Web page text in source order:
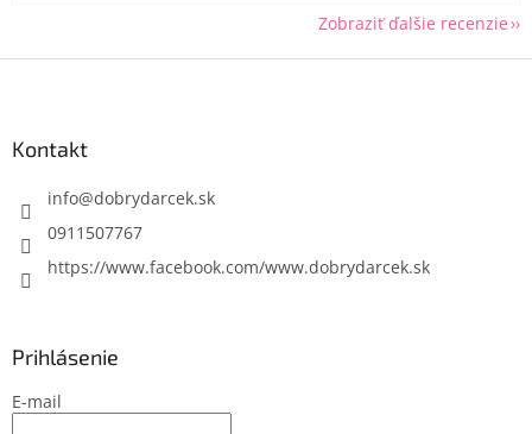
Zobraziť ďalšie recenzie
Kontakt
info@dobrydarcek.sk
0911507767
https://www.facebook.com/www.dobrydarcek.sk
Prihlásenie
E-mail